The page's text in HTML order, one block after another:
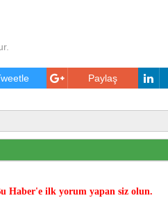
Paylaş
Haber'e ilk yorum yapan siz olun.